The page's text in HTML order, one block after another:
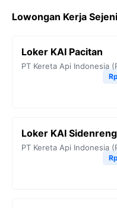
Lowongan Kerja
Loker KAI Pacitan
PT Kereta Api Indonesia
Loker KAI
PT Kereta Api Indonesia